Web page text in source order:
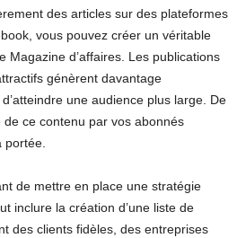
des articles sur des plateformes
vous pouvez créer un véritable
Magazine d’affaires. Les publications
génèrent davantage
une audience plus large. De
ce contenu par vos abonnés
de mettre en place une stratégie
inclure la création d’une liste de
des clients fidèles, des entreprises